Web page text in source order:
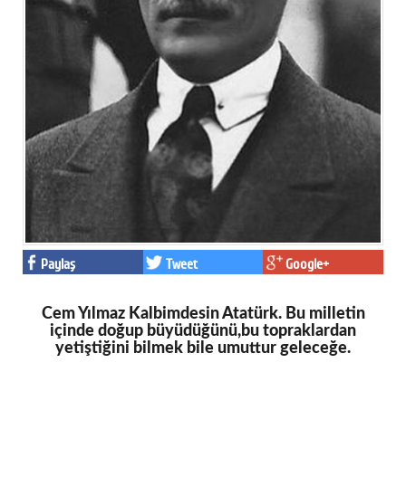
© 2026 TÜM HAKLARI SAKLIDIR
Paylaş Tweet Google+
Cem Yılmaz Kalbimdesin Atatürk. Bu milletin
içinde doğup büyüdüğünü,bu topraklardan
yetiştiğini bilmek bile umuttur geleceğe.